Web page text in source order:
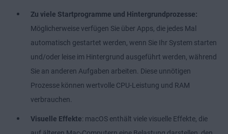
Zu viele Startprogramme und Hintergrundprozesse:
Möglicherweise verfügen Sie über Apps, die jedes Mal
automatisch gestartet werden, wenn Sie Ihr System starten
und/oder leise im Hintergrund ausgeführt werden, während
Sie an anderen Aufgaben arbeiten. Diese unnötigen
Prozesse können wertvolle CPU-Leistung und RAM
verbrauchen.
Visuelle Effekte: macOS enthält viele visuelle Effekte, die